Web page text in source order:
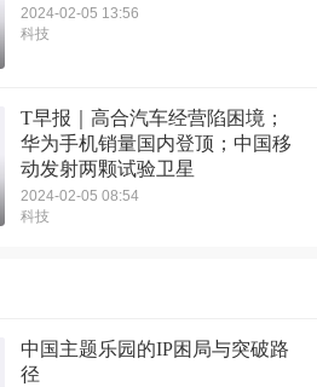
2024-02-05 13:56
科技
T早报｜高合汽车经营陷困境；
华为手机销量国内登顶；中国移
动发射两颗试验卫星
2024-02-05 08:54
科技
中国主题乐园的IP困局与突破路
径